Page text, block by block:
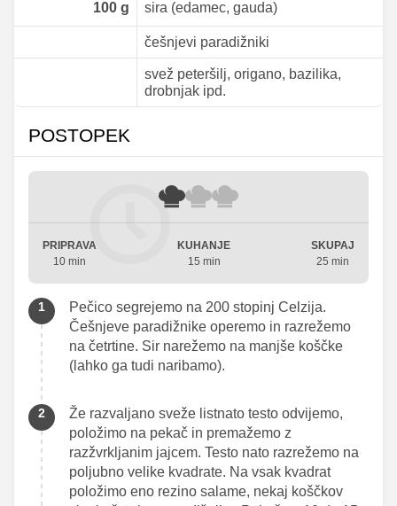
100g sira (edamec, gauda)
češnjevi paradižniki
svež peteršilj, origano, bazilika,
drobnjak ipd.
POSTOPEK
PRIPRAVA
10 min
KUHANJE
15 min
SKUPAJ
25 min
Pečico segrejemo na 200 stopinj Celzija.
Češnjeve paradižnike operemo in razrežemo
na četrtine. Sir narežemo na manjše koščke
(lahko ga tudi naribamo).
Že razvaljano sveže listnato testo odvijemo,
položimo na pekač in premažemo z
razžvrkljanim jajcem. Testo nato razrežemo na
poljubno velike kvadrate. Na vsak kvadrat
položimo eno rezino salame, nekaj koščkov